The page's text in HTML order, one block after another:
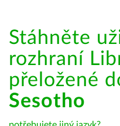
Stáhněte
rozhraní
přeložené
Sesotho